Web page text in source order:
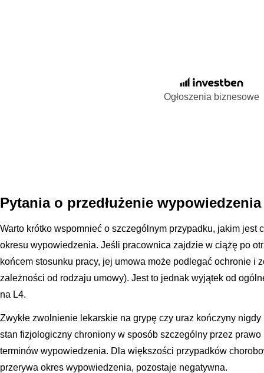
Ogłoszenia biznesowe
Pytania o przedłużenie
Warto krótko wspomnieć o szczególnym przypadku, jakim jest
okresu wypowiedzenia. Jeśli pracownica zajdzie w ciążę po
końcem stosunku pracy, jej umowa może podlegać ochronie i
zależności od rodzaju umowy). Jest to jednak wyjątek od
na L4.
Zwykłe zwolnienie lekarskie na grypę czy uraz kończyny
stan fizjologiczny chroniony w sposób szczególny przez
terminów wypowiedzenia. Dla większości przypadków
przerywa okres wypowiedzenia, pozostaje negatywna.